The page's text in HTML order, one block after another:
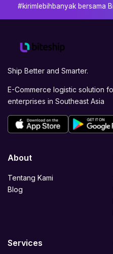
#kirimlebihbanyak bersama
Ship Better and Smarter.
E-Commerce logistic solution
enterprises in Southeast Asia
About
Tentang Kami
Blog
Services